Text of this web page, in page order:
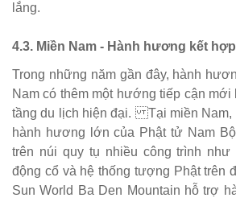
lắng.
4.3. Miền Nam - Hành hương kết
Trong những năm gần đây, hành
Nam có thêm một hướng tiếp cận mới
tầng du lịch hiện đại. Tại miền Nam,
hành hương lớn của Phật tử Nam
trên núi quy tụ nhiều công trình
động cổ và hệ thống tượng Phật trên
Sun World Ba Den Mountain hỗ trợ